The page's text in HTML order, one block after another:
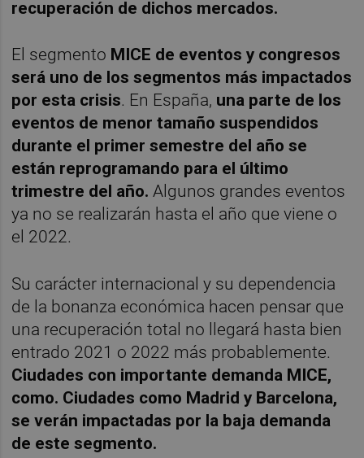
recuperación de dichos mercados.
El segmento MICE de eventos y congresos
será uno de los segmentos más impactados
por esta crisis. En España, una parte de los
eventos de menor tamaño suspendidos
durante el primer semestre del año se
están reprogramando para el último
trimestre del año. Algunos grandes eventos
ya no se realizarán hasta el año que viene o
el 2022.
Su carácter internacional y su dependencia
de la bonanza económica hacen pensar que
una recuperación total no llegará hasta bien
entrado 2021 o 2022 más probablemente.
Ciudades con importante demanda MICE,
como. Ciudades como Madrid y Barcelona,
se verán impactadas por la baja demanda
de este segmento.